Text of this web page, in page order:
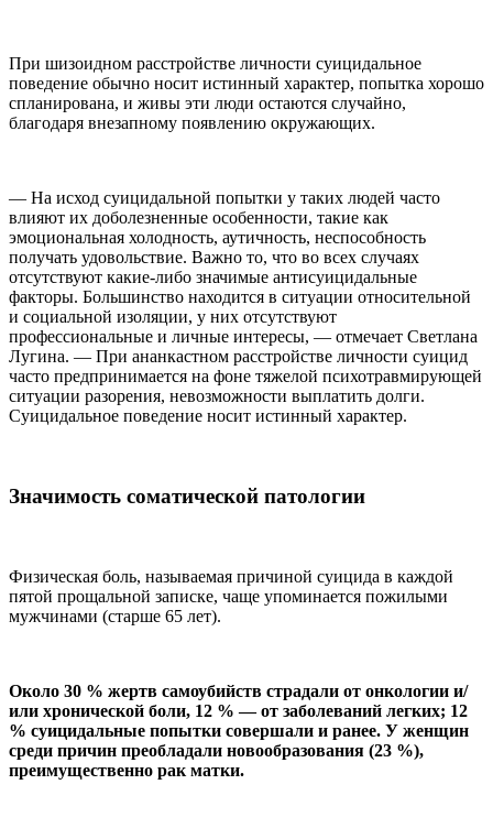
При шизоидном расстройстве личности суицидальное
поведение обычно носит истинный характер, попытка хорошо
спланирована, и живы эти люди остаются случайно,
благодаря внезапному появлению окружающих.
— На исход суицидальной попытки у таких людей часто
влияют их доболезненные особенности, такие как
эмоциональная холодность, аутичность, неспособность
получать удовольствие. Важно то, что во всех случаях
отсутствуют какие-либо значимые антисуицидальные
факторы. Большинство находится в ситуации относительной
и социальной изоляции, у них отсутствуют
профессиональные и личные интересы, — отмечает Светлана
Лугина. — При ананкастном расстройстве личности суицид
часто предпринимается на фоне тяжелой психотравмирующей
ситуации разорения, невозможности выплатить долги.
Суицидальное поведение носит истинный характер.
Значимость соматической патологии
Физическая боль, называемая причиной суицида в каждой
пятой прощальной записке, чаще упоминается пожилыми
мужчинами (старше 65 лет).
Около 30 % жертв самоубийств страдали от онкологии и/
или хронической боли, 12 % — от заболеваний легких; 12
% суицидальные попытки совершали и ранее. У женщин
среди причин преобладали новообразования (23 %),
преимущественно рак матки.